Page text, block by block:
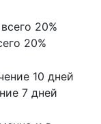
20%
7 дней